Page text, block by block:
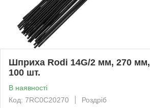
Шприха Rodi 14G/2 мм, 270
100 шт.
В наявності
Код: 7RC0C20270
Роздріб